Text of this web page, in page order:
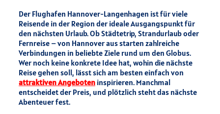
Der Flughafen Hannover-Langenhagen ist für viele
Reisende in der Region der ideale Ausgangspunkt für
den nächsten Urlaub. Ob Städtetrip, Strandurlaub oder
Fernreise – von Hannover aus starten zahlreiche
Verbindungen in beliebte Ziele rund um den Globus.
Wer noch keine konkrete Idee hat, wohin die nächste
Reise gehen soll, lässt sich am besten einfach von
attraktiven Angeboten inspirieren. Manchmal
entscheidet der Preis, und plötzlich steht das nächste
Abenteuer fest.